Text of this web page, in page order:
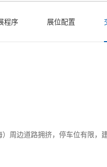
程序 展位配置
周边道路拥挤，停车位有限，